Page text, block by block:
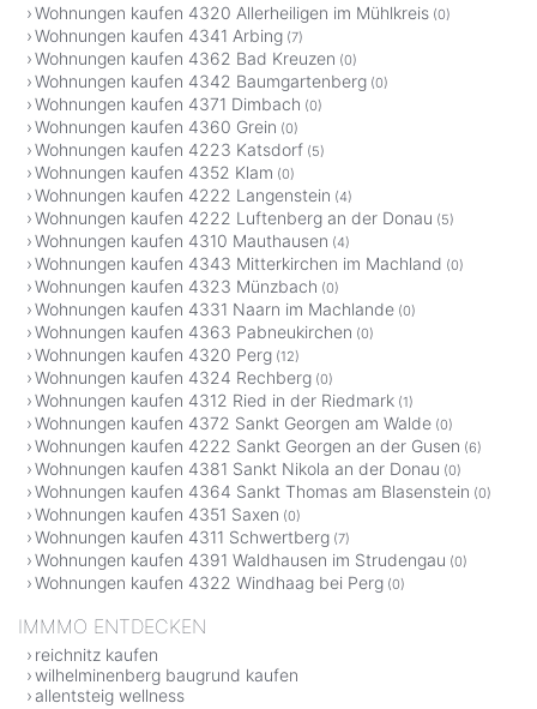
Wohnungen kaufen 4320 Allerheiligen im Mühlkreis (0)
Wohnungen kaufen 4341 Arbing (7)
Wohnungen kaufen 4362 Bad Kreuzen (0)
Wohnungen kaufen 4342 Baumgartenberg (0)
Wohnungen kaufen 4371 Dimbach (0)
Wohnungen kaufen 4360 Grein (0)
Wohnungen kaufen 4223 Katsdorf (5)
Wohnungen kaufen 4352 Klam (0)
Wohnungen kaufen 4222 Langenstein (4)
Wohnungen kaufen 4222 Luftenberg an der Donau (5)
Wohnungen kaufen 4310 Mauthausen (4)
Wohnungen kaufen 4343 Mitterkirchen im Machland (0)
Wohnungen kaufen 4323 Münzbach (0)
Wohnungen kaufen 4331 Naarn im Machlande (0)
Wohnungen kaufen 4363 Pabneukirchen (0)
Wohnungen kaufen 4320 Perg (12)
Wohnungen kaufen 4324 Rechberg (0)
Wohnungen kaufen 4312 Ried in der Riedmark (1)
Wohnungen kaufen 4372 Sankt Georgen am Walde (0)
Wohnungen kaufen 4222 Sankt Georgen an der Gusen (6)
Wohnungen kaufen 4381 Sankt Nikola an der Donau (0)
Wohnungen kaufen 4364 Sankt Thomas am Blasenstein (0)
Wohnungen kaufen 4351 Saxen (0)
Wohnungen kaufen 4311 Schwertberg (7)
Wohnungen kaufen 4391 Waldhausen im Strudengau (0)
Wohnungen kaufen 4322 Windhaag bei Perg (0)
IMMMO ENTDECKEN
reichnitz kaufen
wilhelminenberg baugrund kaufen
allentsteig wellness